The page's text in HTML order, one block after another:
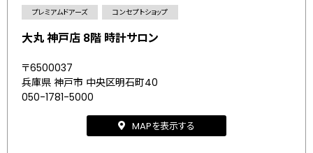
プレミアムドアーズ コンセプトショップ
大丸 神戸店 8階 時計サロン
〒6500037
兵庫県 神戸市 中央区明石町40
050-1781-5000
MAPを表示する